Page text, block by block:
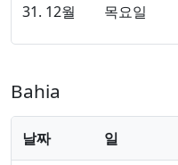
31. 12월 목요일
Bahia
날짜 일